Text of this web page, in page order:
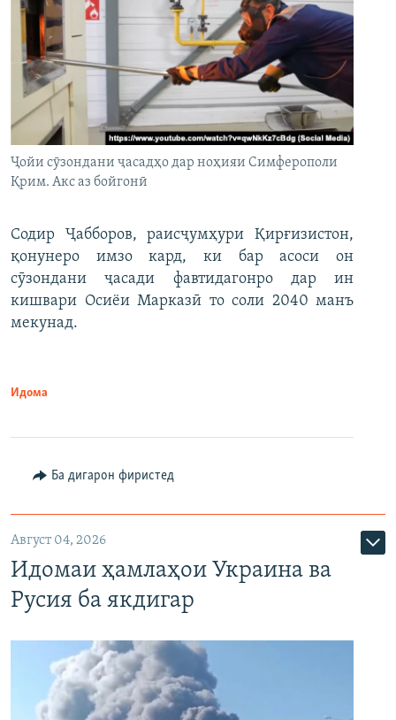
Ҷойи сӯзондани ҷасадҳо дар ноҳияи Симферополи
Қрим. Акс аз бойгонӣ
Содир Ҷабборов, раисҷумҳури Қирғизистон,
қонунеро имзо кард, ки бар асоси он
сӯзондани ҷасади фавтидагонро дар ин
кишвари Осиёи Марказӣ то соли 2040 манъ
мекунад.
Идома
Ба дигарон фиристед
Август 04, 2026
Идомаи ҳамлаҳои Украина ва
Русия ба якдигар